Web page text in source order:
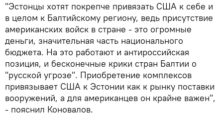
"Эстонцы хотят покрепче привязать США к себе и
в целом к Балтийскому региону, ведь присутствие
американских войск в стране - это огромные
деньги, значительная часть национального
бюджета. На это работают и антироссийская
позиция, и бесконечные крики стран Балтии о
"русской угрозе". Приобретение комплексов
привязывает США к Эстонии как к рынку поставки
вооружений, а для американцев он крайне важен",
- пояснил Коновалов.